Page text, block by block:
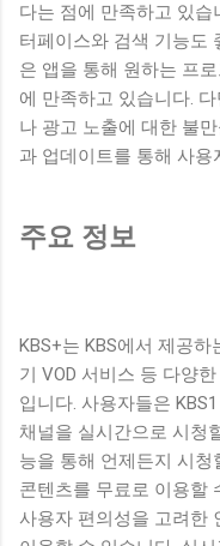
다는 점에 만족하고 있습
터페이스와 검색 기능도
은 앱을 통해 원하는 프
에 만족하고 있습니다.
나 광고 노출에 대한 불
과 업데이트를 통해 사
주요 정보
KBS+는 KBS에서 제공
기 VOD 서비스 등 다양
입니다. 사용자들은
채널을 실시간으로 시청
능을 통해 언제든지 시
콘텐츠를 무료로 이용할
사용자 편의성을 고려한